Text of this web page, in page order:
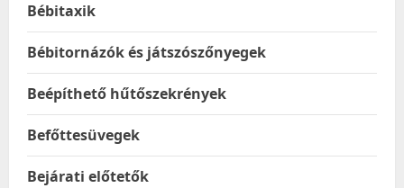
Bébitaxik
Bébitornázók és játszószőnyegek
Beépíthető hűtőszekrények
Befőttesüvegek
Bejárati előtetők